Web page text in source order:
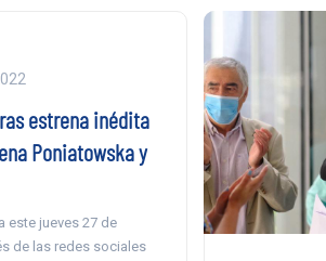
estrena inédita
Poniatowska y
este jueves 27 de
de las redes sociales